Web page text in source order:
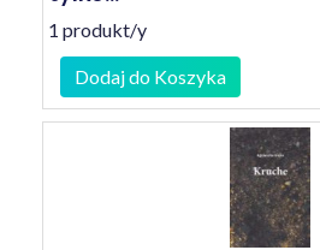
1 produkt/y
Dodaj do Koszyka